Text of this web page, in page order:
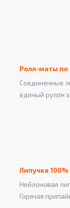
Ролл-маты по
Соединенные
единый рулон
Липучка
Нейлоновая
Горячая